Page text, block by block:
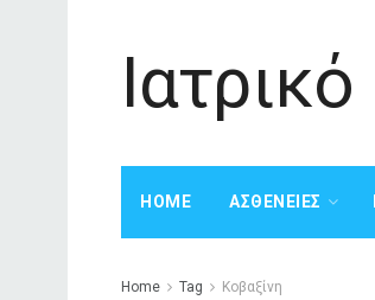
Ιατρικό
HOME ΑΣΘΈΝΕΙΕΣ
Home Tag Κοβαξίνη